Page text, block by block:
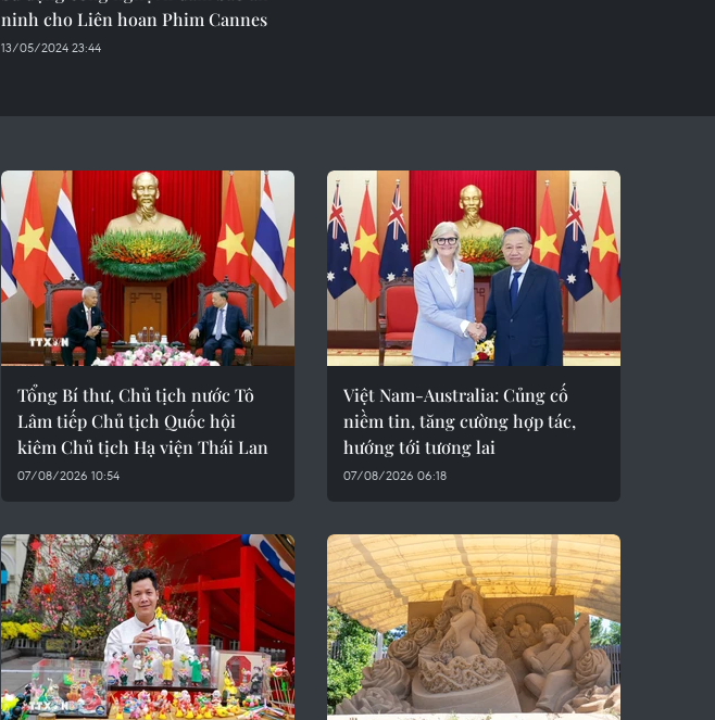
ninh cho Liên hoan Phim Cannes
13/05/2024 23:44
Tổng Bí thư, Chủ tịch nước Tô
Lâm tiếp Chủ tịch Quốc hội
kiêm Chủ tịch Hạ viện Thái Lan
07/08/2026 10:54
Việt Nam-Australia: Củng cố
niềm tin, tăng cường hợp tác,
hướng tới tương lai
07/08/2026 06:18